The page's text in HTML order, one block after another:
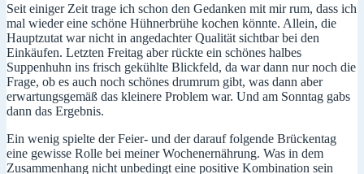
Seit einiger Zeit trage ich schon den Gedanken mit mir rum, dass ich
mal wieder eine schöne Hühnerbrühe kochen könnte. Allein, die
Hauptzutat war nicht in angedachter Qualität sichtbar bei den
Einkäufen. Letzten Freitag aber rückte ein schönes halbes
Suppenhuhn ins frisch gekühlte Blickfeld, da war dann nur noch die
Frage, ob es auch noch schönes drumrum gibt, was dann aber
erwartungsgemäß das kleinere Problem war. Und am Sonntag gabs
dann das Ergebnis.
Ein wenig spielte der Feier- und der darauf folgende Brückentag
eine gewisse Rolle bei meiner Wochenernährung. Was in dem
Zusammenhang nicht unbedingt eine positive Kombination sein